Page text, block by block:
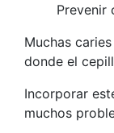
Prevenir
Muchas
donde el
Incorporar
muchos